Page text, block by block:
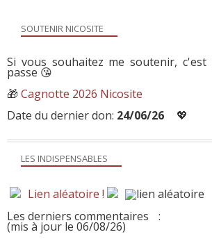
LES INDISPENSABLES
Lien aléatoire !
Les derniers commentaires
:
(mis à jour le 06/08/26)
SOUTENIR NICOSITE
Si vous souhaitez me soutenir,
passe 😘
🎁 Cagnotte 2026 Nicosite
Date du dernier don: 24/06/26 💖